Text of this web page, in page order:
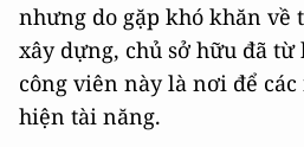
nhưng do gặp khó khăn về
xây dựng, chủ sở hữu đã từ
công viên này là nơi để
hiện tài năng.